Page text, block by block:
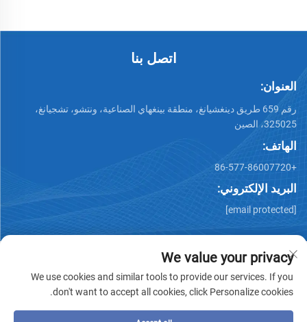
اتصل بنا
العنوان:
رقم 659 طريق دينغشيانغ، منطقة بينغهاي الصناعية، ونتشو، تشجيانغ،
325025، الصين
الهاتف:
+86-577-86007720
البريد الإلكتروني:
[email protected]
سياسة الخصوصية- مدونة
We value your privacy
We use cookies and similar tools to provide our services. If you
don't want to accept all cookies, click Personalize cookies.